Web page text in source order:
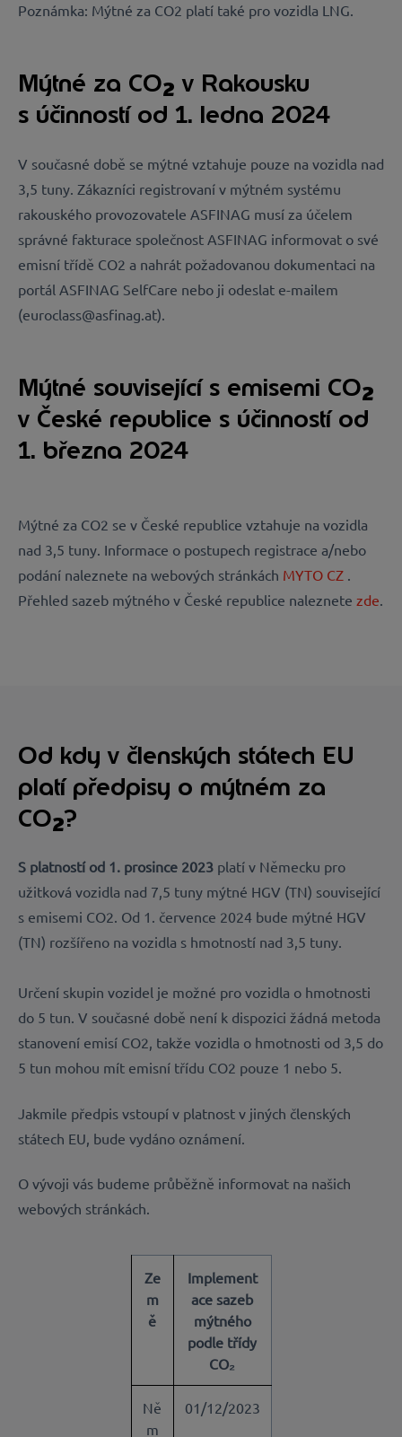
Poznámka: Mýtné za CO2 platí také pro vozidla LNG.
Mýtné za CO2 v Rakousku
s účinností od 1. ledna 2024
V současné době se mýtné vztahuje pouze na vozidla nad
3,5 tuny. Zákazníci registrovaní v mýtném systému
rakouského provozovatele ASFINAG musí za účelem
správné fakturace společnost ASFINAG informovat o své
emisní třídě CO2 a nahrát požadovanou dokumentaci na
portál ASFINAG SelfCare nebo ji odeslat e-mailem
(euroclass@asfinag.at).
Mýtné související s emisemi CO2
v České republice s účinností od
1. března 2024
Mýtné za CO2 se v České republice vztahuje na vozidla
nad 3,5 tuny. Informace o postupech registrace a/nebo
podání naleznete na webových stránkách MYTO CZ
Přehled sazeb mýtného v České republice naleznete zde
Od kdy v členských státech EU
platí předpisy o mýtném za
CO2?
S platností od 1. prosince 2023 platí v Německu pro
užitková vozidla nad 7,5 tuny mýtné HGV (TN) související
s emisemi CO2. Od 1. července 2024 bude mýtné HGV
(TN) rozšířeno na vozidla s hmotností nad 3,5 tuny.
Určení skupin vozidel je možné pro vozidla o hmotnosti
do 5 tun. V současné době není k dispozici žádná metoda
stanovení emisí CO2, takže vozidla o hmotnosti od 3,5 do
5 tun mohou mít emisní třídu CO2 pouze 1 nebo 5.
Jakmile předpis vstoupí v platnost v jiných členských
státech EU, bude vydáno oznámení.
O vývoji vás budeme průběžně informovat na našich
webových stránkách.
Ze
m
ě
Implement
ace sazeb
mýtného
podle třídy
CO₂
Ně
m
01/12/2023